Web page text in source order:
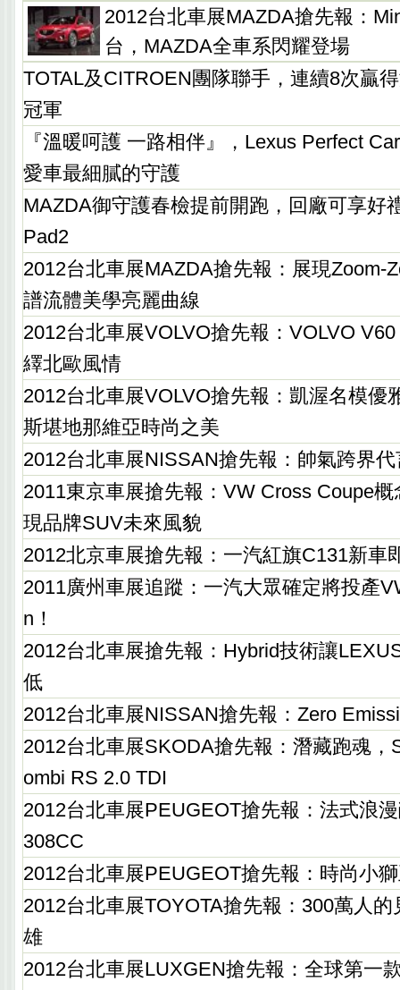
2012台北車展MAZDA搶先報：
台，MAZDA全車系閃耀登場
TOTAL及CITROEN團隊聯手，連續8次贏
冠軍
『溫暖呵護 一路相伴』，Lexus Perfect
愛車最細膩的守護
MAZDA御守護春檢提前開跑，回廠可享好
Pad2
2012台北車展MAZDA搶先報：展現Zoom-
譜流體美學亮麗曲線
2012台北車展VOLVO搶先報：VOLVO
繹北歐風情
2012台北車展VOLVO搶先報：凱渥名模優
斯堪地那維亞時尚之美
2012台北車展NISSAN搶先報：帥氣跨界
2011東京車展搶先報：VW Cross Coupe
現品牌SUV未來風貌
2012北京車展搶先報：一汽紅旗C131新車
2011廣州車展追蹤：一汽大眾確定將投產
n！
2012台北車展搶先報：Hybrid技術讓
低
2012台北車展NISSAN搶先報：Zero
2012台北車展SKODA搶先報：潛藏跑魂，
ombi RS 2.0 TDI
2012台北車展PEUGEOT搶先報：法式浪
308CC
2012台北車展PEUGEOT搶先報：時尚小
2012台北車展TOYOTA搶先報：300萬人
雄
2012台北車展LUXGEN搶先報：全球第一